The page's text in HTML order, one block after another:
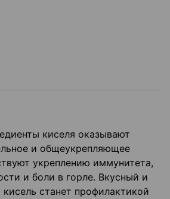
киселя оказывают
и общеукрепляющее
укреплению иммунитета,
и боли в горле. Вкусный и
станет профилактикой